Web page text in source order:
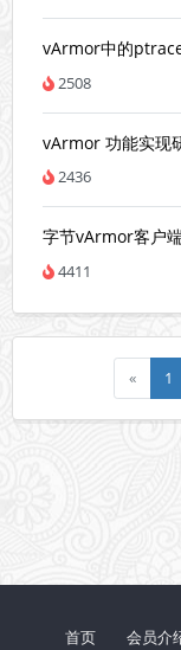
vArmor中的
2508
vArmor 功能实现
2436
字节vArmor客户
4411
« 1
首页 会员介